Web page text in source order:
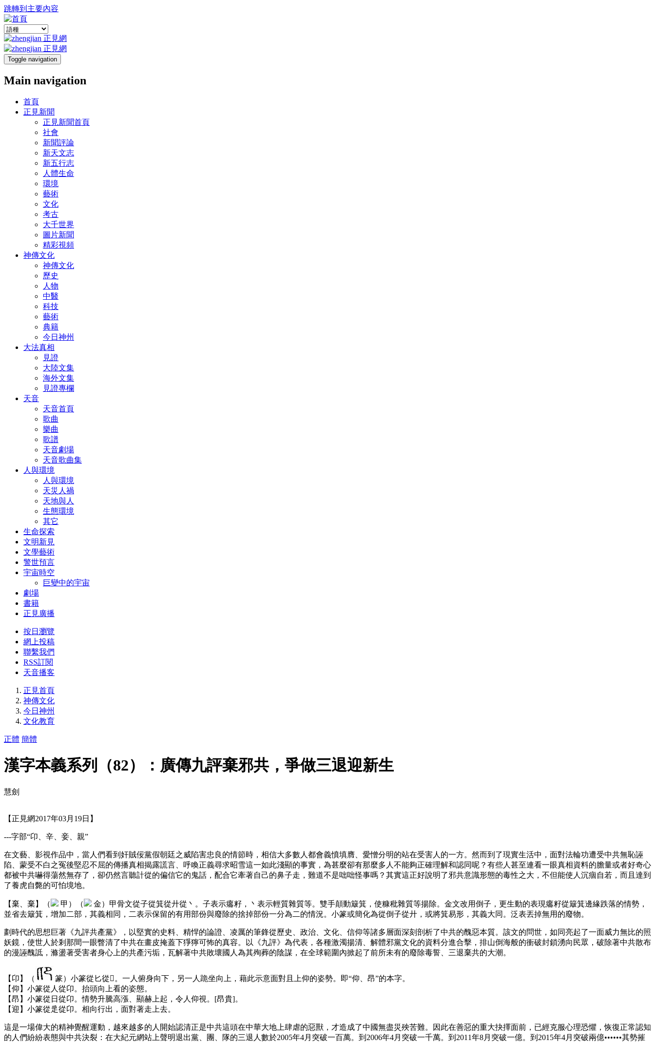
跳轉到主要內容
Toggle navigation
Main navigation
首頁
正見新聞
正見新聞首頁
社會
新聞評論
新天文志
新五行志
人體生命
環境
藝術
文化
考古
大千世界
圖片新聞
精彩視頻
神傳文化
神傳文化
歷史
人物
中醫
科技
藝術
典籍
今日神州
大法真相
見證
大陸文集
海外文集
見證專欄
天音
天音首頁
歌曲
樂曲
歌譜
天音劇場
天音歌曲集
人與環境
人與環境
天災人禍
天地與人
生態環境
其它
生命探索
文明新見
文學藝術
警世預言
宇宙時空
巨變中的宇宙
劇場
書籍
正見廣播
按日瀏覽
網上投稿
聯繫我們
RSS訂閱
天音播客
正見首頁
神傳文化
今日神州
文化教育
正體 簡體
漢字本義系列（82）：廣傳九評棄邪共，爭做三退迎新生
慧劍
【正見網2017年03月19日】
---字部“卬、辛、妾、親”
在文藝、影視作品中，當人們看到奸賊佞黨假朝廷之威陷害忠良的情節時，相信大多數人都會義憤填膺、愛憎分明的站在受害人的一方。然而到了現實生活中，面對法輪功遭受中共無恥誣
陷、蒙受不白之冤後堅忍不屈的傳播真相揭露謊言、呼喚正義尋求昭雪這一如此淺顯的事實，為甚麼卻有那麼多人不能夠正確理解和認同呢？有些人甚至連看一眼真相資料的膽量或者好奇心
都被中共嚇得蕩然無存了，卻仍然言聽計從的偏信它的鬼話，配合它牽著自己的鼻子走，難道不是咄咄怪事嗎？其實這正好說明了邪共意識形態的毒性之大，不但能使人沉痼自若，而且達到
了養虎自斃的可怕境地。
【棄、棄】（ 甲）（
金）甲骨文從子從箕從廾從丶。子表示癟籽，丶表示輕質雜質等。雙手顛動簸箕，使糠秕雜質等揚除。金文改用倒子，更生動的表現癟籽從簸箕邊緣跌落的情勢，
並省去簸箕，增加二部，其義相同，二表示保留的有用部份與廢除的捨掉部份一分為二的情況。小篆或簡化為從倒子從廾，或將箕易形，其義大同。泛表丟掉無用的廢物。
劃時代的思想巨著《九評共產黨》，以堅實的史料、精悍的論證、凌厲的筆鋒從歷史、政治、文化、信仰等諸多層面深刻剖析了中共的醜惡本質。該文的問世，如同亮起了一面威力無比的照
妖鏡，使世人於剎那間一眼瞥清了中共在畫皮掩蓋下猙獰可怖的真容。以《九評》為代表，各種激濁揚清、解體邪黨文化的資料分進合擊，排山倒海般的衝破封鎖湧向民眾，破除著中共散布
的漫誣醜詆，滌盪著受害者身心上的共產污垢，瓦解著中共敗壞國人為其殉葬的陰謀，在全球範圍內掀起了前所未有的廢除毒誓、三退棄共的大潮。
【卬】（
篆）小篆從匕從。一人俯身向下，另一人跪坐向上，藉此示意面對且上仰的姿勢。即“仰、昂”的本字。
【仰】小篆從人從卬。抬頭向上看的姿態。
【昂】小篆從日從卬。情勢升騰高漲、顯赫上起，令人仰視。[昂貴]。
【迎】小篆從辵從卬。相向行出，面對著走上去。
這是一場偉大的精神覺醒運動，越來越多的人開始認清正是中共這頭在中華大地上肆虐的惡獸，才造成了中國無盡災殃苦難。因此在善惡的重大抉擇面前，已經克服心理恐懼，恢復正常認知
的人們紛紛表態與中共決裂：在大紀元網站上聲明退出黨、團、隊的三退人數於2005年4月突破一百萬。到2006年4月突破一千萬。到2011年8月突破一億。到2015年4月突破兩億••••••其勢摧